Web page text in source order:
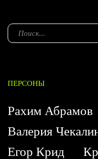
ПЕРСОНЫ
Рахим Абрамов
Валерия
Егор Крид